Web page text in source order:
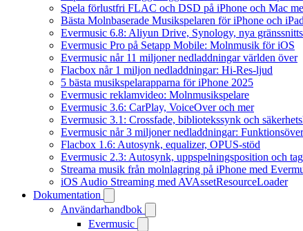
Spela förlustfri FLAC och DSD på iPhone och Mac
Bästa Molnbaserade Musikspelaren för iPhone och iPad
Evermusic 6.8: Aliyun Drive, Synology, nya
Evermusic Pro på Setapp Mobile: Molnmusik för iOS
Evermusic når 11 miljoner nedladdningar världen över
Flacbox når 1 miljon nedladdningar: Hi-Res-ljud
5 bästa musikspelarapparna för iPhone 2025
Evermusic reklamvideo: Molnmusikspelare
Evermusic 3.6: CarPlay, VoiceOver och mer
Evermusic 3.1: Crossfade, bibliotekssynk och
Evermusic når 3 miljoner nedladdningar:
Flacbox 1.6: Autosynk, equalizer, OPUS-stöd
Evermusic 2.3: Autosynk, uppspelningsposition och
Streama musik från molnlagring på iPhone med
iOS Audio Streaming med AVAssetResourceLoader
Dokumentation
Användarhandbok
Evermusic